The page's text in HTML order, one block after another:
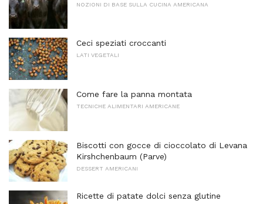
NOZIONI DI BASE SULLA CUCINA AMERICANA
Ceci speziati croccanti
LATI VEGETALI
Come fare la panna montata
TECNICHE ALIMENTARI AMERICANE
Biscotti con gocce di cioccolato di Levana
Kirshchenbaum (Parve)
DESSERT AMERICANI
Ricette di patate dolci senza glutine